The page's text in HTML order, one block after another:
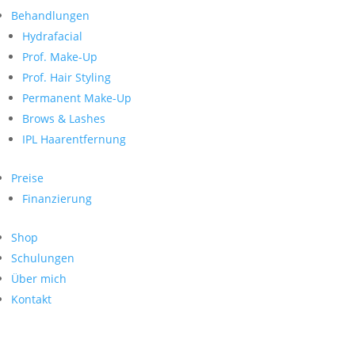
Behandlungen
Hydrafacial
Prof. Make-Up
Prof. Hair Styling
Permanent Make-Up
Brows & Lashes
IPL Haarentfernung
Preise
Finanzierung
Shop
Schulungen
Über mich
Kontakt
nach:
Neueste Kommentare
Archiv
Kategorien
Keine Kategorien
Meta
Anmelden
Feed der Einträge
WordPress.org
Search
nach:
Archive
Kontakt
Impressum
Datenschutz